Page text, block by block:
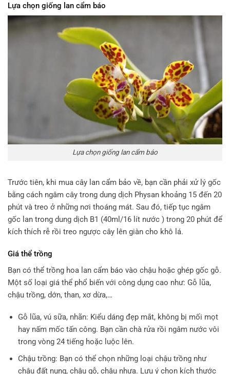
Lựa chọn giống lan cẩm báo
Lựa chọn giống lan cẩm báo
Trước tiên, khi mua cây lan cẩm bảo về, bạn cần phải xử lý gốc
bằng cách ngâm cây trong dung dịch Physan khoảng 15 đến 20
phút và treo ở những nơi thoáng mát. Sau đó, tiếp tục ngâm
gốc lan trong dung dịch B1 (40ml/16 lít nước ) trong 20 phút để
kích thích rễ rồi treo ngược cây lên giàn cho khô lá.
Giá thể trồng
Bạn có thể trồng hoa lan cẩm báo vào chậu hoặc ghép gốc gỗ.
Một số loại giá thể phổ biến với công dụng cao như: Gỗ lũa,
chậu trồng, dớn, than, xơ dừa,…
Gỗ lũa, vú sữa, nhãn: Kiểu dáng đẹp mắt, không bị mối mọt
hay nấm mốc tấn công. Bạn cần chà rửa rồi ngâm nước vôi
trong vòng 24 tiếng hoặc luộc lên.
Chậu trồng: Bạn có thể chọn những loại chậu trồng như
chậu đất nung, chậu gỗ, chậu nhựa. Lưu ý chọn kích thước